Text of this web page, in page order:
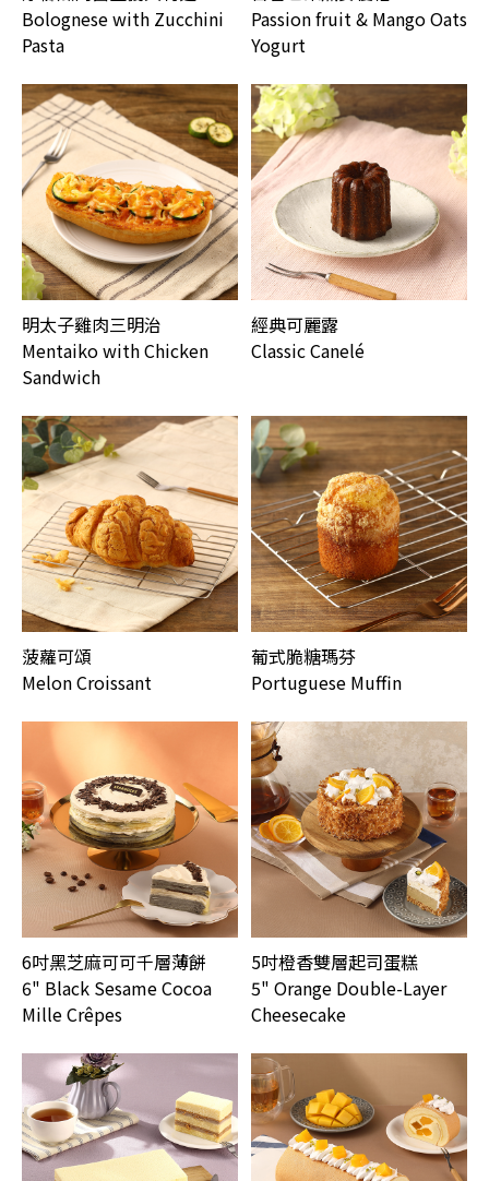
Bolognese with Zucchini
Pasta
Passion fruit & Mango Oats
Yogurt
明太子雞肉三明治
Mentaiko with Chicken
Sandwich
經典可麗露
Classic Canelé
菠蘿可頌
Melon Croissant
葡式脆糖瑪芬
Portuguese Muffin
6吋黑芝麻可可千層薄餅
6" Black Sesame Cocoa
Mille Crêpes
5吋橙香雙層起司蛋糕
5" Orange Double-Layer
Cheesecake